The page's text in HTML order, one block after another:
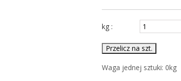
kg :
Przelicz na szt.
Waga jednej sztuki: 0kg